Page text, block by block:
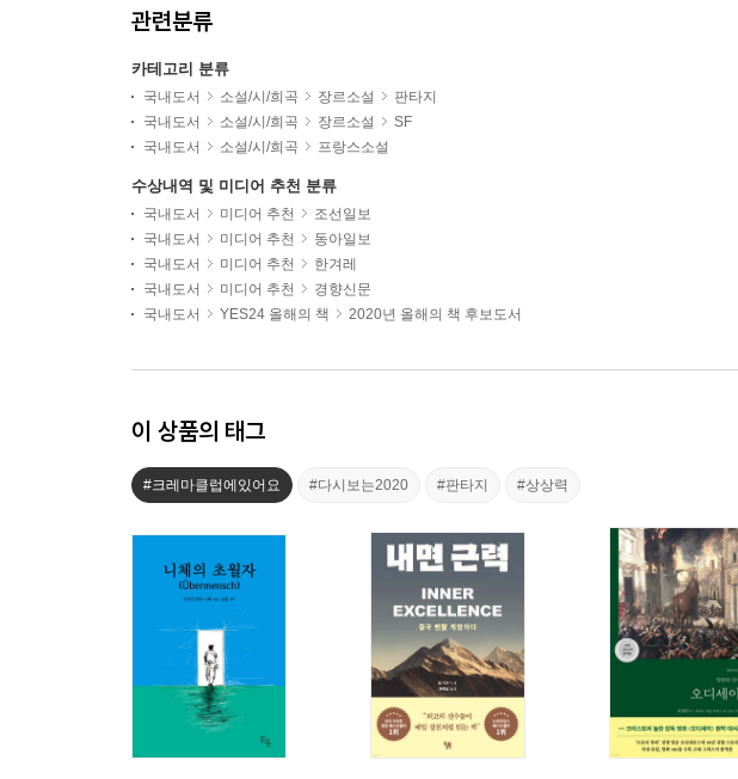
관련분류
카테고리 분류
국내도서 소설/시/희곡 장르소설
판타지
국내도서
소설/시/희곡 장르소설
SF
국내도서
소설/시/희곡 프랑스소설
수상내역 및 미디어 추천 분류
국내도서 미디어 추천
조선일보
국내도서
미디어 추천
동아일보
국내도서
미디어 추천
한겨레
국내도서
미디어 추천
경향신문
국내도서
YES24 올해의 책 2020년 올해의 책 후보도서
이 상품의 태그
#크레마클럽에있어요 #다시보는2020 #판타지 #상상력